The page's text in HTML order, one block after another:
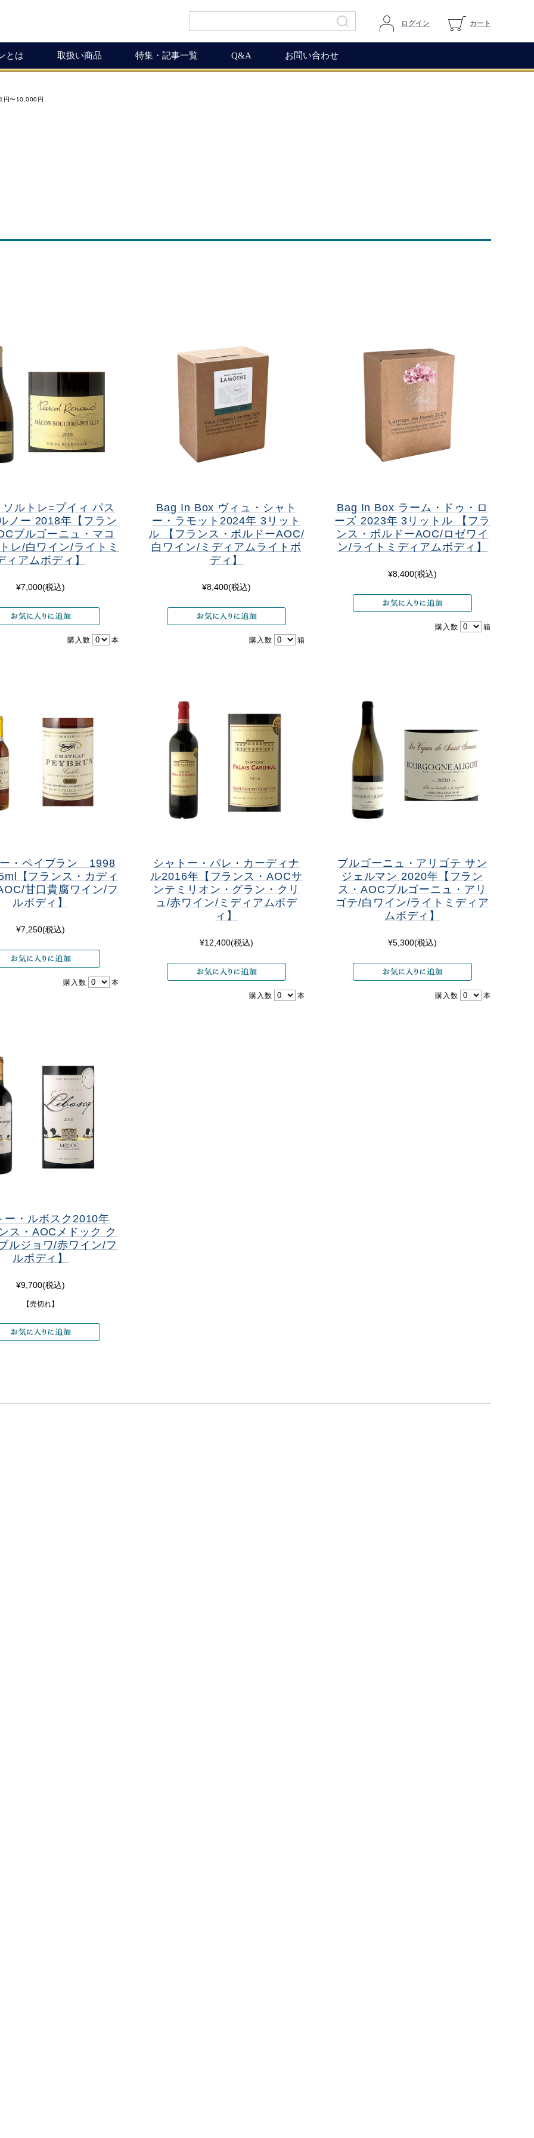
ログイン カート
とは 取扱い商品
ワイン頒布会
特集・記事一覧 Q&A お問い合わせ
円〜10,000円
ソルトレ=プイィ パス
ノー 2018年【フラン
ブルゴーニュ・マコ
レ/白ワイン/ライトミ
ィアムボディ】
¥7,000(税込)
購入数 本
Bag In Box ヴィュ・シャト
ー・ラモット2024年 3リット
ル 【フランス・ボルドーAOC/
白ワイン/ミディアムライトボ
ディ】
¥8,400(税込)
購入数 箱
Bag In Box ラーム・ドゥ・ロ
ーズ 2023年 3リットル 【フラ
ンス・ボルドーAOC/ロゼワイ
ン/ライトミディアムボディ】
¥8,400(税込)
購入数 箱
・ペイブラン 1998
【フランス・カディ
甘口貴腐ワイン/フ
ルボディ】
¥7,250(税込)
購入数 本
シャトー・パレ・カーディナ
ル2016年【フランス・AOCサ
ンテミリオン・グラン・クリ
ュ/赤ワイン/ミディアムボデ
ィ】
¥12,400(税込)
購入数 本
ブルゴーニュ・アリゴテ サン
ジェルマン 2020年【フラン
ス・AOCブルゴーニュ・アリ
ゴテ/白ワイン/ライトミディア
ムボディ】
¥5,300(税込)
購入数 本
ー・ルボスク2010年
ス・AOCメドック ク
ルジョワ/赤ワイン/フ
ルボディ】
¥9,700(税込)
【売切れ】